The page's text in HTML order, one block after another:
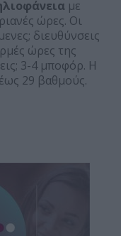
με
ώρες. Οι
διευθύνσεις
ώρες της
3-4 μποφόρ. Η
29 βαθμούς.